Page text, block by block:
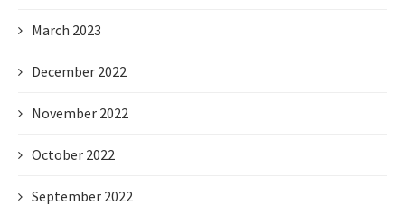
March 2023
December 2022
November 2022
October 2022
September 2022